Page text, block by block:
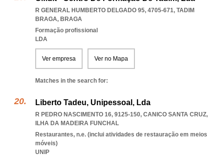
R GENERAL HUMBERTO DELGADO 95, 4705-671, TADIM
BRAGA, BRAGA
Formação profissional
LDA
Ver empresa Ver no Mapa
Matches in the search for:
Liberto Tadeu, Unipessoal, Lda
R PEDRO NASCIMENTO 16, 9125-150, CANICO SANTA CRUZ,
ILHA DA MADEIRA FUNCHAL
Restaurantes, n.e. (inclui atividades de restauração em meios
móveis)
UNIP